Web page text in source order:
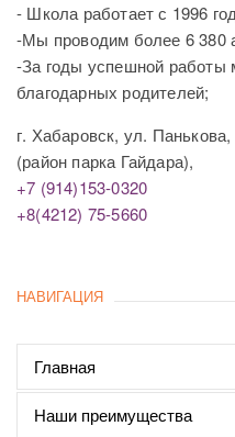
- Школа работает с 1996
-Мы проводим более 6 380
-За годы успешной работы
благодарных родителей;
г. Хабаровск, ул.
(район парка Гайдара),
+7 (914)153-0320
+8(4212) 75-5660
НАВИГАЦИЯ
Главная
Наши преимущества